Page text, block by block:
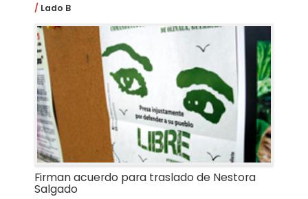
Lado B
Firman acuerdo para traslado de Nestora
Salgado